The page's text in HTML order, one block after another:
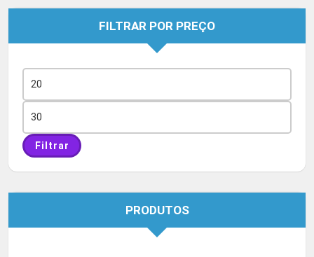
FILTRAR POR PREÇO
mínimo
máximo
Filtrar
PRODUTOS